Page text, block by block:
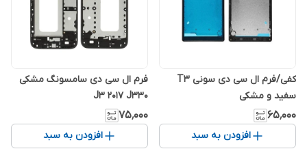
کفی/فرم ال سی دی سونی T3
سفید و مشکی
۶۵٬۰۰۰
افزودن به سبد
فرم ال سی دی سامسونگ مشکی
J3 2017 J330
۷۵٬۰۰۰
افزودن به سبد